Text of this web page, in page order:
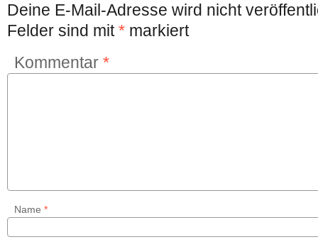
Deine E-Mail-Adresse wird nicht
Felder sind mit* markiert
Kommentar *
Name *